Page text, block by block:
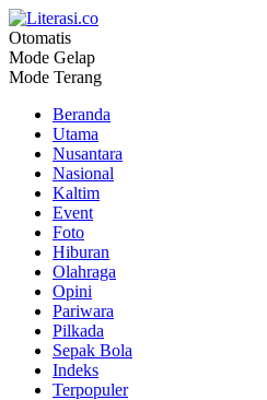
Literasi.co
Pilar Informasi
Otomatis
Mode Gelap
Mode Terang
Beranda
Utama
Nusantara
Nasional
Kaltim
Event
Foto
Hiburan
Olahraga
Opini
Pariwara
Pilkada
Sepak Bola
Indeks
Terpopuler